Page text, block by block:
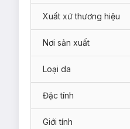
Xuất xứ thương hiệu
Nơi sản xuất
Loại da
Đặc tính
Giới tính